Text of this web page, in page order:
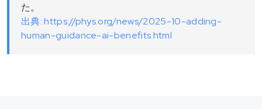
た。
出典: https://phys.org/news/2025-10-adding-
human-guidance-ai-benefits.html